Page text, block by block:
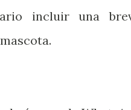
incluir una